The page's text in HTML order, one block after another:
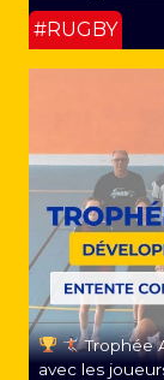
#RUGBY
Trophée
avec les